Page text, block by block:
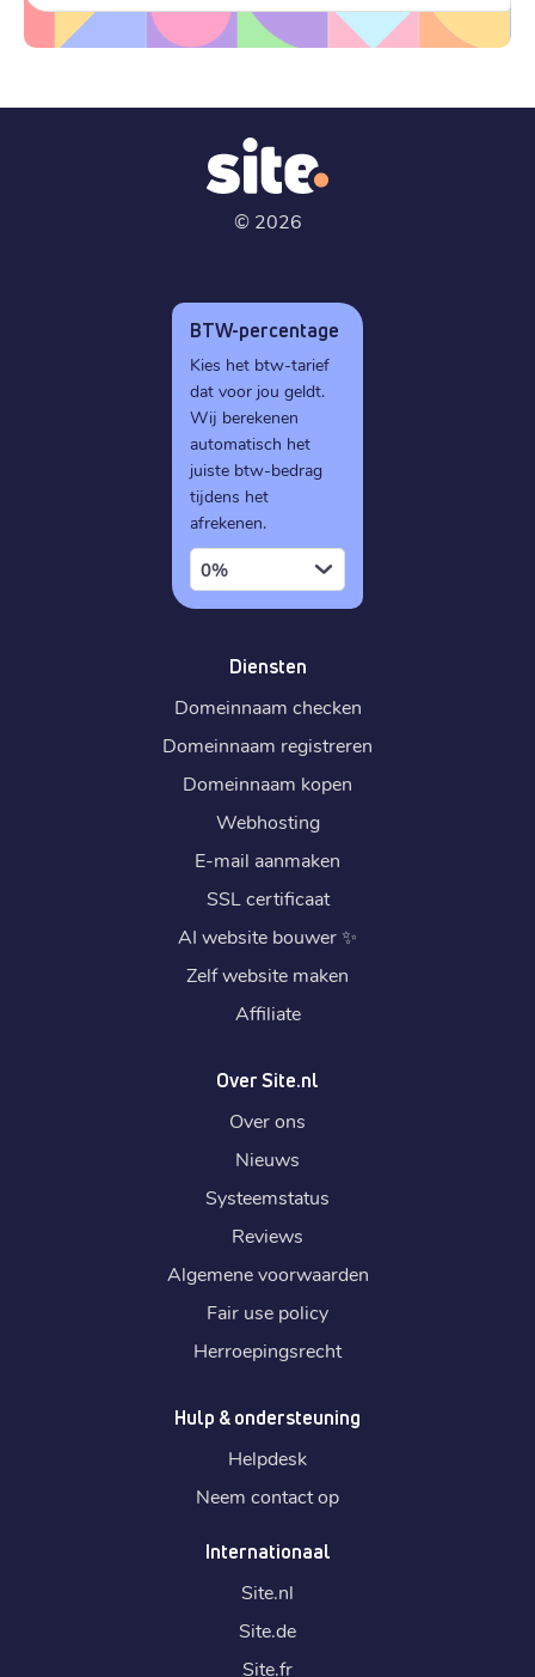
© 2026
BTW-percentage
Kies het btw-tarief
dat voor jou geldt.
Wij berekenen
automatisch het
juiste btw-bedrag
tijdens het
afrekenen.
0%
Diensten
Domeinnaam checken
Domeinnaam registreren
Domeinnaam kopen
Webhosting
E-mail aanmaken
SSL certificaat
AI website bouwer✨
Zelf website maken
Affiliate
Over Site.nl
Over ons
Nieuws
Systeemstatus
Reviews
Algemene voorwaarden
Fair use policy
Herroepingsrecht
Hulp & ondersteuning
Helpdesk
Neem contact op
Internationaal
Site.nl
Site.de
Site.fr